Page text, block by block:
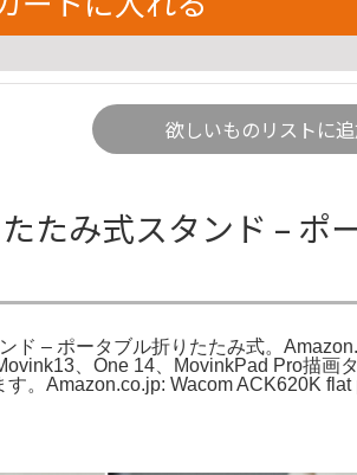
欲しいものリストに
たみ式スタンド – ポ
ド – ポータブル折りたたみ式。
、One 14、MovinkPad Pro描画
。Amazon.co.jp: Wacom ACK620K flat